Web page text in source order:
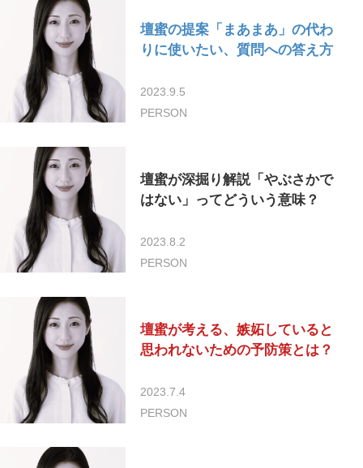
壇蜜の提案「まあまあ」の代わ
りに使いたい、質問への答え方
2023.9.5
PERSON
壇蜜が深掘り解説「やぶさかで
はない」ってどういう意味？
2023.8.2
PERSON
壇蜜が考える、嫉妬していると
思われないための予防策とは？
2023.7.4
PERSON